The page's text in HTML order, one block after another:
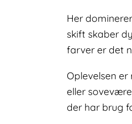
Her
skift skaber
farver er det
Oplevelsen
eller
der har brug